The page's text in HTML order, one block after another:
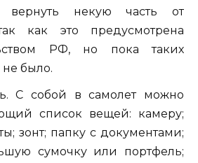
вернуть некую часть от
как это предусмотрена
РФ, но пока таких
было.
С собой в самолет можно
список вещей: камеру;
зонт; папку с документами;
сумочку или портфель;